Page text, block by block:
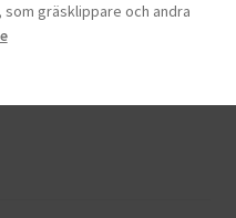
gräsklippare och andra